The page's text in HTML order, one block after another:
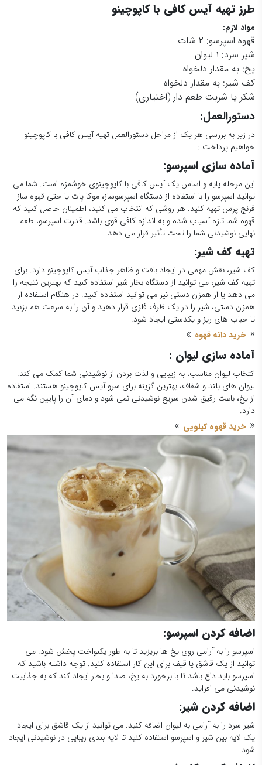
طرز تهیه آیس کافی با کاپوچینو
مواد لازم:
قهوه اسپرسو: ۲ شات
شیر سرد: ۱ لیوان
یخ: به مقدار دلخواه
کف شیر: به مقدار دلخواه
شکر یا شربت طعم دار (اختیاری)
دستورالعمل:
در زیر به بررسی هر یک از مراحل دستورالعمل تهیه آیس کافی با کاپوچینو
خواهیم پرداخت :
آماده سازی اسپرسو:
این مرحله پایه و اساس یک آیس کافی با کاپوچینوی خوشمزه است. شما می
توانید اسپرسو را با استفاده از دستگاه اسپرسوساز، موکا پات یا حتی قهوه ساز
فرنچ پرس تهیه کنید. هر روشی که انتخاب می کنید، اطمینان حاصل کنید که
قهوه شما تازه آسیاب شده و به اندازه کافی قوی باشد. قدرت اسپرسو، طعم
نهایی نوشیدنی شما را تحت تأثیر قرار می دهد.
تهیه کف شیر:
کف شیر، نقش مهمی در ایجاد بافت و ظاهر جذاب آیس کاپوچینو دارد. برای
تهیه کف شیر، می توانید از دستگاه بخار شیر استفاده کنید که بهترین نتیجه را
می دهد یا از همزن دستی نیز می توانید استفاده کنید. در هنگام استفاده از
همزن دستی، شیر را در یک ظرف فلزی قرار دهید و آن را به سرعت هم بزنید
تا حباب های ریز و یکدستی ایجاد شود.
« خرید دانه قهوه »
آماده سازی لیوان :
انتخاب لیوان مناسب، به زیبایی و لذت بردن از نوشیدنی شما کمک می کند.
لیوان های بلند و شفاف، بهترین گزینه برای سرو آیس کاپوچینو هستند. استفاده
از یخ، باعث رقیق شدن سریع نوشیدنی نمی شود و دمای آن را پایین نگه می
دارد.
« خرید قهوه کیلویی »
اضافه کردن اسپرسو:
اسپرسو را به آرامی روی یخ ها بریزید تا به طور یکنواخت پخش شود. می
توانید از یک قاشق یا قیف برای این کار استفاده کنید. توجه داشته باشید که
اسپرسو باید داغ باشد تا با برخورد به یخ، صدا و بخار ایجاد کند که به جذابیت
نوشیدنی می افزاید.
اضافه کردن شیر:
شیر سرد را به آرامی به لیوان اضافه کنید. می توانید از یک قاشق برای ایجاد
یک لایه بین شیر و اسپرسو استفاده کنید تا لایه بندی زیبایی در نوشیدنی ایجاد
شود.